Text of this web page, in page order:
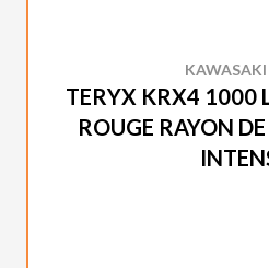
TERYX KRX4 1000
ROUGE RAYON